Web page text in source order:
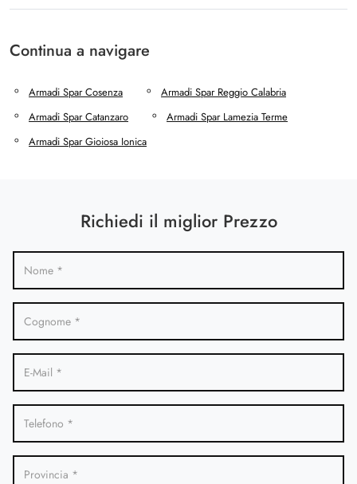
Continua a navigare
Armadi Spar Cosenza
Armadi Spar Reggio Calabria
Armadi Spar Catanzaro
Armadi Spar Lamezia Terme
Armadi Spar Gioiosa Ionica
Richiedi il miglior Prezzo